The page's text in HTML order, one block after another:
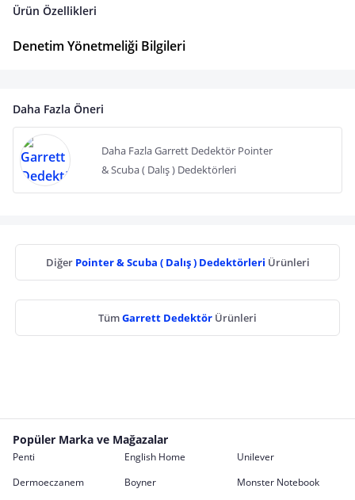
Ürün Özellikleri
Denetim Yönetmeliği Bilgileri
Daha Fazla Öneri
Daha Fazla Garrett Dedektör Pointer
& Scuba ( Dalış ) Dedektörleri
Diğer Pointer & Scuba ( Dalış ) Dedektörleri Ürünleri
TümGarrett Dedektör Ürünleri
Popüler Marka ve Mağazalar
Penti English Home
Unilever
Dermoeczanem
Boyner
Monster Notebook